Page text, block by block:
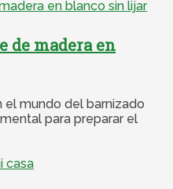
de madera en
el mundo del barnizado
para preparar el